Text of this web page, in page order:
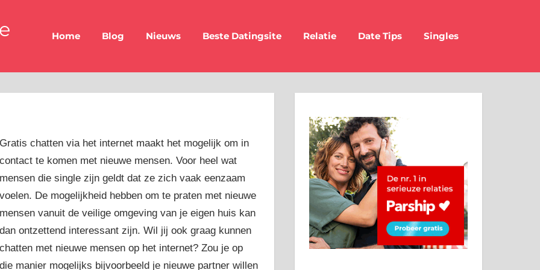
Home Blog Nieuws Beste Datingsite Relatie Date Tips Singles
Gratis chatten via het internet maakt het mogelijk om in
contact te komen met nieuwe mensen. Voor heel wat
mensen die single zijn geldt dat ze zich vaak eenzaam
voelen. De mogelijkheid hebben om te praten met nieuwe
mensen vanuit de veilige omgeving van je eigen huis kan
dan ontzettend interessant zijn. Wil jij ook graag kunnen
chatten met nieuwe mensen op het internet? Zou je op
die manier mogelijks bijvoorbeeld je nieuwe partner willen